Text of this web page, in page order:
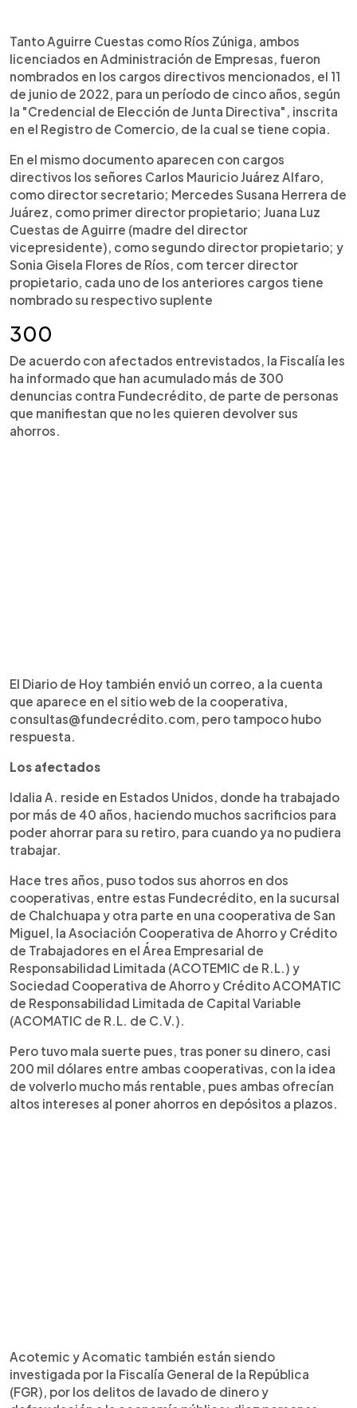
Tanto Aguirre Cuestas como Ríos Zúniga, ambos
licenciados en Administración de Empresas, fueron
nombrados en los cargos directivos mencionados, el 11
de junio de 2022, para un período de cinco años, según
la "Credencial de Elección de Junta Directiva", inscrita
en el Registro de Comercio, de la cual se tiene copia.
En el mismo documento aparecen con cargos
directivos los señores Carlos Mauricio Juárez Alfaro,
como director secretario; Mercedes Susana Herrera de
Juárez, como primer director propietario; Juana Luz
Cuestas de Aguirre (madre del director
vicepresidente), como segundo director propietario; y
Sonia Gisela Flores de Ríos, com tercer director
propietario, cada uno de los anteriores cargos tiene
nombrado su respectivo suplente
300
De acuerdo con afectados entrevistados, la Fiscalía les
ha informado que han acumulado más de 300
denuncias contra Fundecrédito, de parte de personas
que manifiestan que no les quieren devolver sus
ahorros.
El Diario de Hoy también envió un correo, a la cuenta
que aparece en el sitio web de la cooperativa,
consultas@fundecrédito.com, pero tampoco hubo
respuesta.
Los afectados
Idalia A. reside en Estados Unidos, donde ha trabajado
por más de 40 años, haciendo muchos sacrificios para
poder ahorrar para su retiro, para cuando ya no pudiera
trabajar.
Hace tres años, puso todos sus ahorros en dos
cooperativas, entre estas Fundecrédito, en la sucursal
de Chalchuapa y otra parte en una cooperativa de San
Miguel, la Asociación Cooperativa de Ahorro y Crédito
de Trabajadores en el Área Empresarial de
Responsabilidad Limitada (ACOTEMIC de R.L.) y
Sociedad Cooperativa de Ahorro y Crédito ACOMATIC
de Responsabilidad Limitada de Capital Variable
(ACOMATIC de R.L. de C.V.).
Pero tuvo mala suerte pues, tras poner su dinero, casi
200 mil dólares entre ambas cooperativas, con la idea
de volverlo mucho más rentable, pues ambas ofrecían
altos intereses al poner ahorros en depósitos a plazos.
Acotemic y Acomatic también están siendo
investigada por la Fiscalía General de la República
(FGR), por los delitos de lavado de dinero y